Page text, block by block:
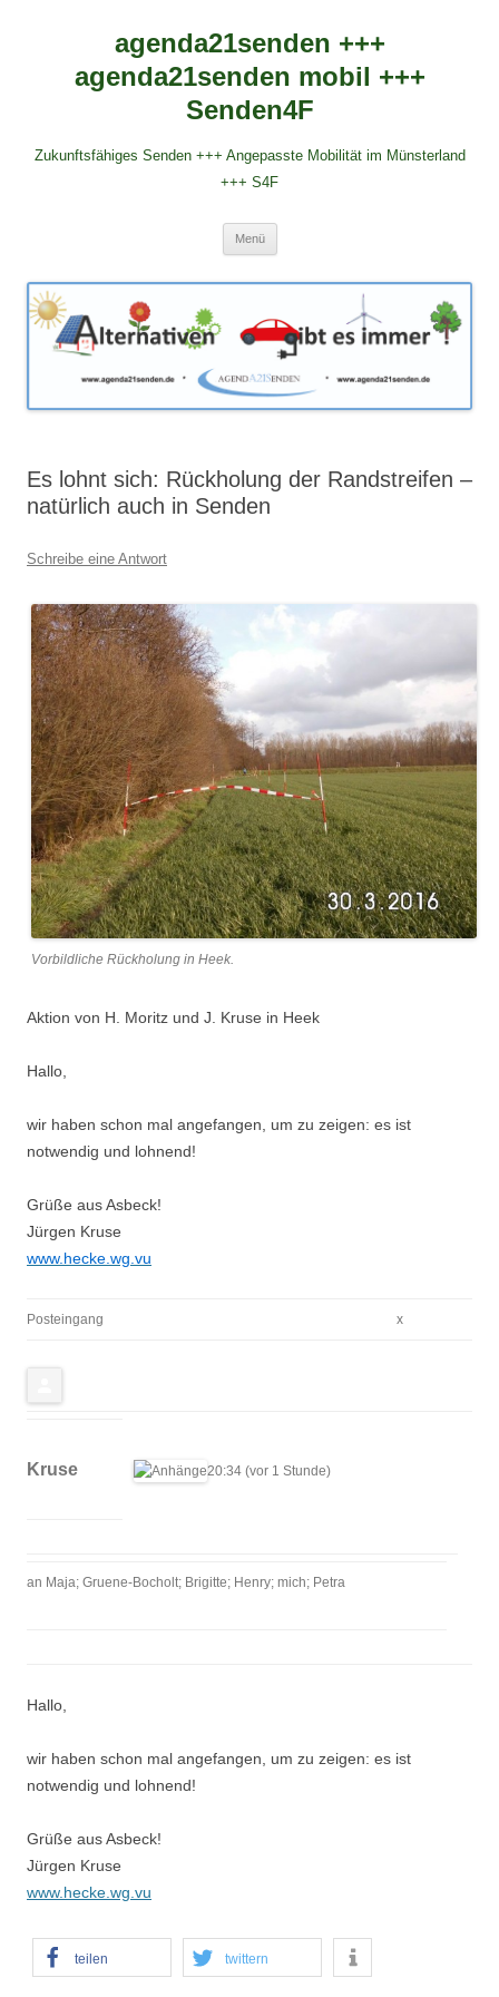
agenda21senden +++
agenda21senden mobil +++
Senden4F
Zukunftsfähiges Senden +++ Angepasste Mobilität im Münsterland
+++ S4F
Menü
Es lohnt sich: Rückholung der Randstreifen –
natürlich auch in Senden
Schreibe eine Antwort
Vorbildliche Rückholung in Heek.
Aktion von H. Moritz und J. Kruse in Heek
Hallo,
wir haben schon mal angefangen, um zu zeigen: es ist
notwendig und lohnend!
Grüße aus Asbeck!
Jürgen Kruse
www.hecke.wg.vu
Posteingang x
Kruse 20:34 (vor 1 Stunde)
an Maja; Gruene-Bocholt; Brigitte; Henry; mich; Petra
Hallo,
wir haben schon mal angefangen, um zu zeigen: es ist
notwendig und lohnend!
Grüße aus Asbeck!
Jürgen Kruse
www.hecke.wg.vu
teilen twittern